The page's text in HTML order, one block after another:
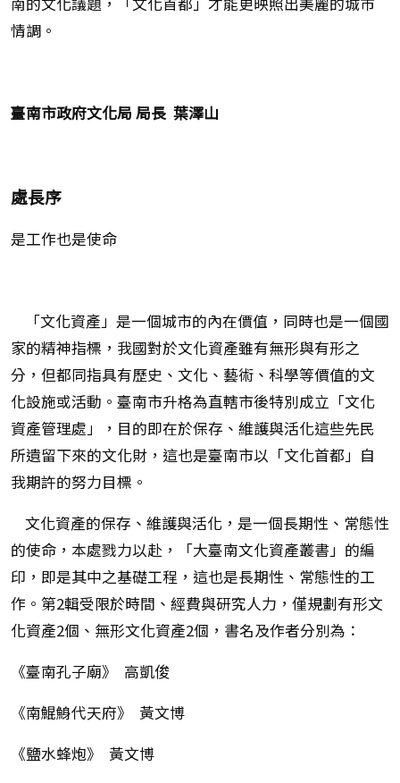
情調。
臺南市政府文化局 局長 葉澤山
處長序
是工作也是使命
「文化資產」是一個城市的內在價值，同時也是一個國
家的精神指標，我國對於文化資產雖有無形與有形之
分，但都同指具有歷史、文化、藝術、科學等價值的文
化設施或活動。臺南市升格為直轄市後特別成立「文化
資產管理處」，目的即在於保存、維護與活化這些先民
所遺留下來的文化財，這也是臺南市以「文化首都」自
我期許的努力目標。
文化資產的保存、維護與活化，是一個長期性、常態性
的使命，本處戮力以赴，「大臺南文化資產叢書」的編
印，即是其中之基礎工程，這也是長期性、常態性的工
作。第2輯受限於時間、經費與研究人力，僅規劃有形文
化資產2個、無形文化資產2個，書名及作者分別為：
《臺南孔子廟》 高凱俊
《南鯤鯓代天府》 黃文博
《鹽水蜂炮》 黃文博